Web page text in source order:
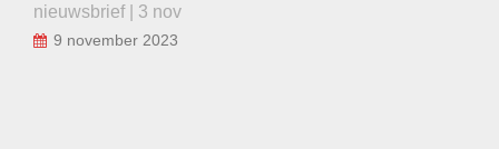
nieuwsbrief | 3 nov
9 november 2023